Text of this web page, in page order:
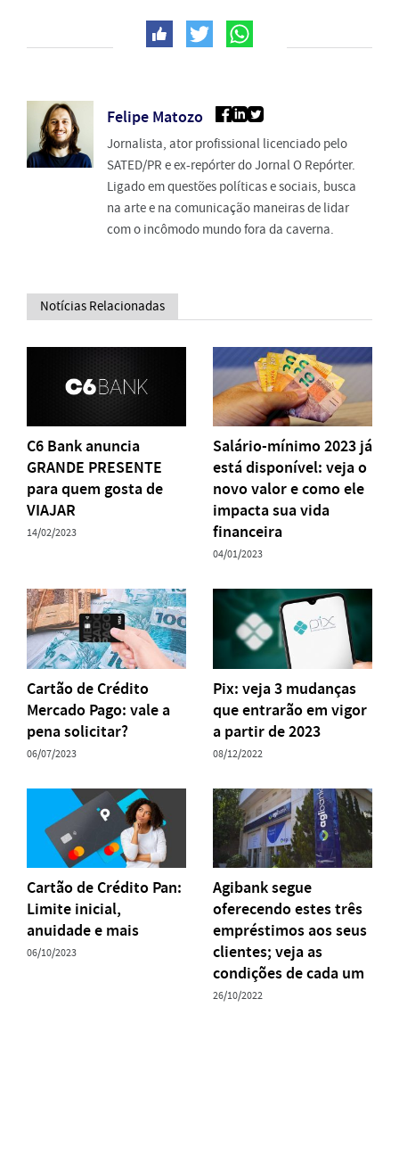
Felipe Matozo
Jornalista, ator profissional licenciado pelo
SATED/PR e ex-repórter do Jornal O Repórter.
Ligado em questões políticas e sociais, busca
na arte e na comunicação maneiras de lidar
com o incômodo mundo fora da caverna.
Notícias Relacionadas
C6 Bank anuncia
GRANDE PRESENTE
para quem gosta de
VIAJAR
14/02/2023
Salário-mínimo 2023 já
está disponível: veja o
novo valor e como ele
impacta sua vida
financeira
04/01/2023
Cartão de Crédito
Mercado Pago: vale a
pena solicitar?
06/07/2023
Pix: veja 3 mudanças
que entrarão em vigor
a partir de 2023
08/12/2022
Cartão de Crédito Pan:
Limite inicial,
anuidade e mais
06/10/2023
Agibank segue
oferecendo estes três
empréstimos aos seus
clientes; veja as
condições de cada um
26/10/2022